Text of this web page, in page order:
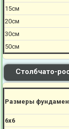
15см
20см
30см
50см
Столбчато-
Размеры
6х6